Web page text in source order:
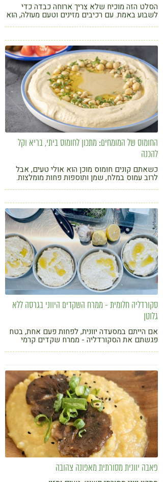
הסלט הזה מוכיח שלא צריך ארוחה כבדה כדי
לשבוע באמת. עם רכיבים מזינים וטעם מעולה, הוא
החומוס של המומחים: מתכון לחומוס ביתי, בריא וקל
להכנה
כשאתם קונים חומוס מוכן הוא אולי טעים, אבל
לרוב עמוס במלח, שמן ותוספות פחות מומלצות.
בגרסה הביתית הזו, אתם מקבלים את כל היתרונות
הבריאותיים של גרגירי החומוס והטחינה, בלי כל מה
שלא צריך. התוצאה? טעם עשיר ומלא, ואפס
פשרות על הבריאות. מושלם לילדים, לספורטאים
ולכל מי שמחפש חלבון ושובע בלי לוותר על טעם
סקורדליה חלומית - ממרח השקדים היווני בגרסה ללא
גלוטן
אם הייתם במסעדה יוונית, לפחות פעם אחת, בטח
פגשתם את הסקורדליה - ממרח שקדים קרמי
פאבה יוונית מסורתית מאפונה צהובה